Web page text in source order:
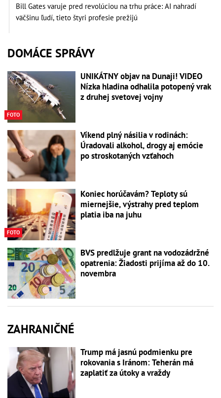
Bill Gates varuje pred revolúciou na trhu práce: AI nahradí
väčšinu ľudí, tieto štyri profesie prežijú
DOMÁCE SPRÁVY
FOTO
UNIKÁTNY objav na Dunaji! VIDEO
Nízka hladina odhalila potopený vrak
z druhej svetovej vojny
Víkend plný násilia v rodinách:
Úradovali alkohol, drogy aj emócie
po stroskotaných vzťahoch
FOTO
Koniec horúčavám? Teploty sú
miernejšie, výstrahy pred teplom
platia iba na juhu
BVS predlžuje grant na vodozádržné
opatrenia: Žiadosti prijíma až do 10.
novembra
ZAHRANIČNÉ
Trump má jasnú podmienku pre
rokovania s Iránom: Teherán má
zaplatiť za útoky a vraždy